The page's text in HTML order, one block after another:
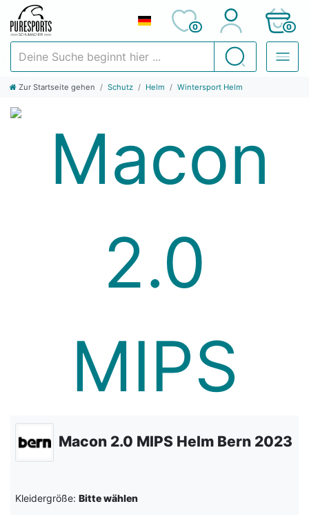
Suchen
0 0
Zur Startseite gehen Schutz Helm Wintersport Helm
Macon 2.0 MIPS Helm Bern 2023
Kleidergröße: Bitte wählen